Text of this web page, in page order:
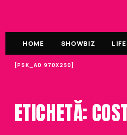
HOME SHOWBIZ
[PSK_AD 970X250]
ETICHETĂ: